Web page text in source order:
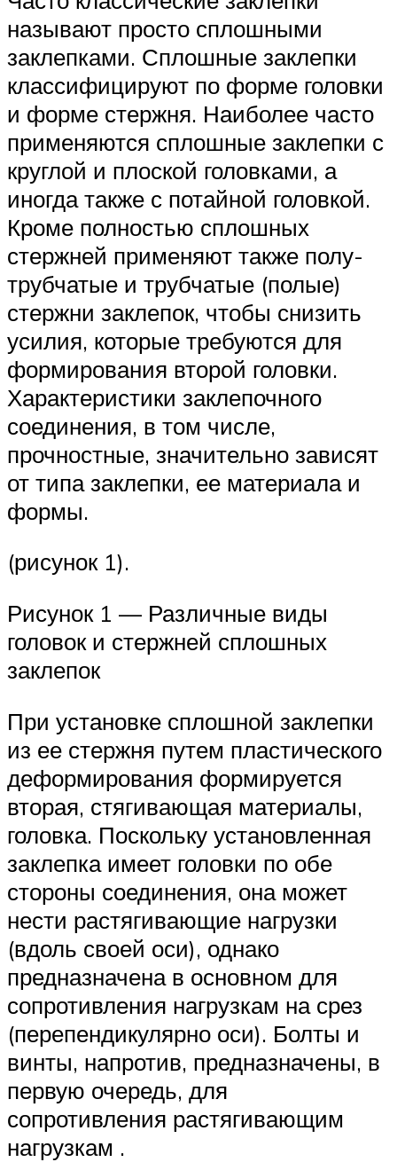
называют просто сплошными
заклепками. Сплошные заклепки
классифицируют по форме головки
и форме стержня. Наиболее часто
применяются сплошные заклепки с
круглой и плоской головками, а
иногда также с потайной головкой.
Кроме полностью сплошных
стержней применяют также полу-
трубчатые и трубчатые (полые)
стержни заклепок, чтобы снизить
усилия, которые требуются для
формирования второй головки.
Характеристики заклепочного
соединения, в том числе,
прочностные, значительно зависят
от типа заклепки, ее материала и
формы.
(рисунок 1).
Рисунок 1 — Различные виды
головок и стержней сплошных
заклепок
При установке сплошной заклепки
из ее стержня путем пластического
деформирования формируется
вторая, стягивающая материалы,
головка. Поскольку установленная
заклепка имеет головки по обе
стороны соединения, она может
нести растягивающие нагрузки
(вдоль своей оси), однако
предназначена в основном для
сопротивления нагрузкам на срез
(перепендикулярно оси). Болты и
винты, напротив, предназначены, в
первую очередь, для
сопротивления растягивающим
нагрузкам .